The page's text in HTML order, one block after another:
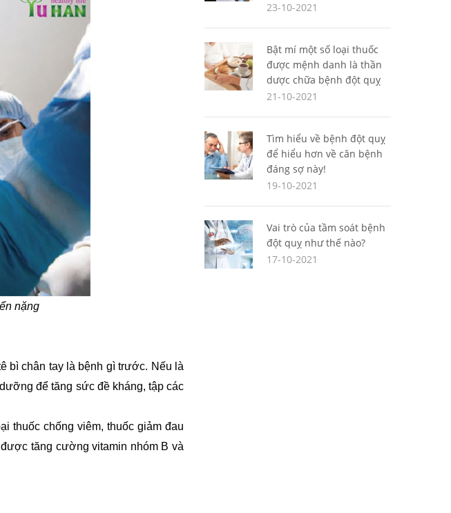
nặng
bì chân tay là bệnh gì trước. Nếu là
để tăng sức đề kháng, tập các
thuốc chống viêm, thuốc giảm đau
tăng cường vitamin nhóm B và
23-10-2021
Bật mí một số loại thuốc
được mệnh danh là thần
dược chữa bệnh đột quỵ
21-10-2021
Tìm hiểu về bệnh đột quỵ
để hiểu hơn về căn bệnh
đáng sợ này!
19-10-2021
Vai trò của tầm soát bệnh
đột quỵ như thế nào?
17-10-2021